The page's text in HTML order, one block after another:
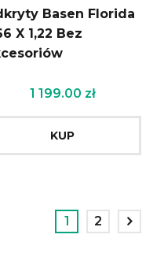
Basen Florida
X 1,22 Bez
1 199.00 zł
KUP
1 2